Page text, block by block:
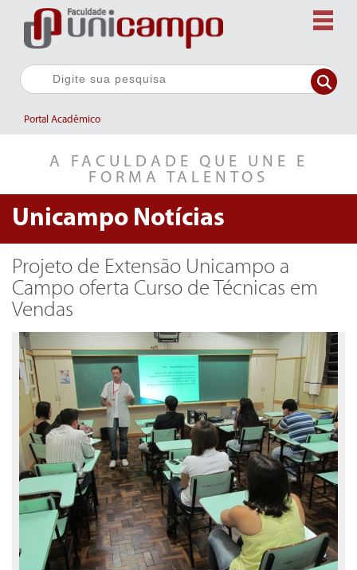
Portal Acadêmico
A FACULDADE QUE UNE E
FORMA TALENTOS
Unicampo Notícias
Projeto de Extensão Unicampo a
Campo oferta Curso de Técnicas em
Vendas